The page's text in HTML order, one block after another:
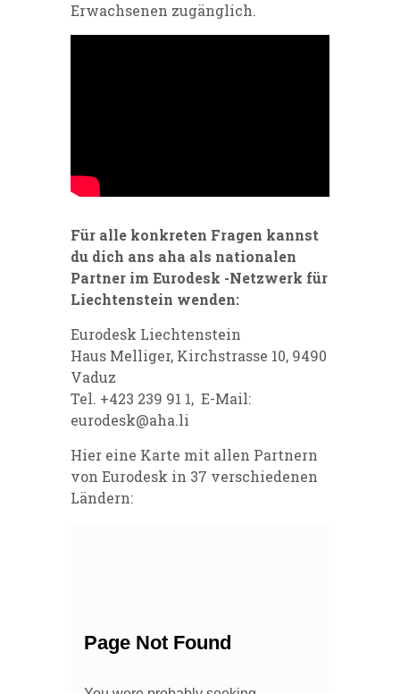
Erwachsenen zugänglich.
Für alle konkreten Fragen kannst
du dich ans aha als nationalen
Partner im Eurodesk -Netzwerk für
Liechtenstein wenden:
Eurodesk Liechtenstein
Haus Melliger, Kirchstrasse 10, 9490
Vaduz
Tel. +423 239 91 1, E-Mail:
eurodesk@aha.li
Hier eine Karte mit allen Partnern
von Eurodesk in 37 verschiedenen
Ländern: